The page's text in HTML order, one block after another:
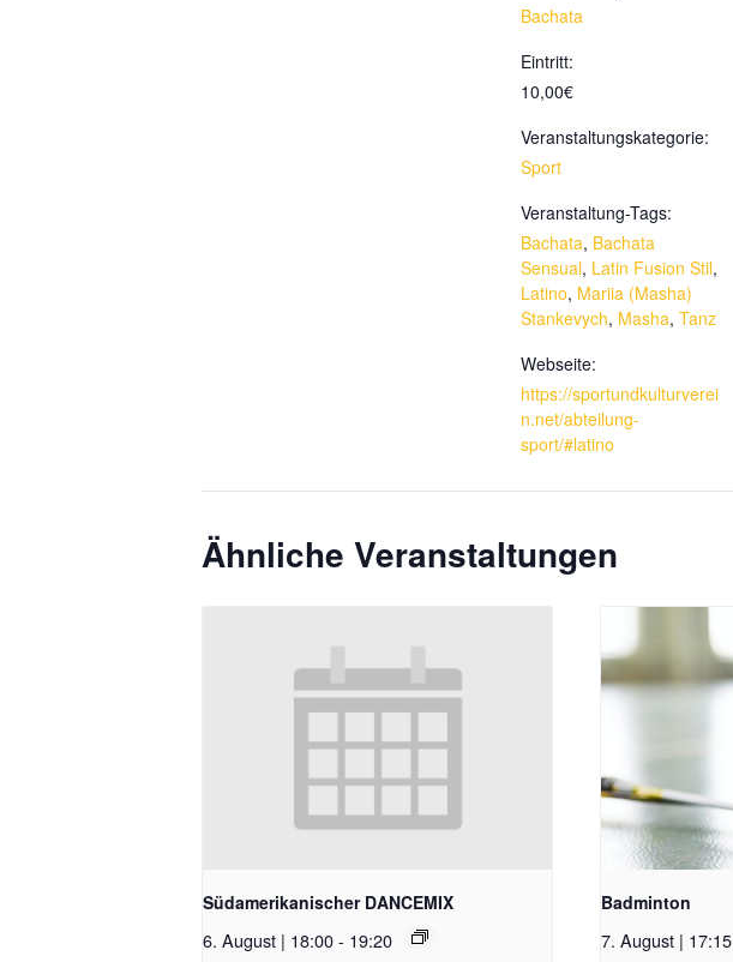
Bachata
Eintritt:
10,00€
Veranstaltungskategorie:
Sport
Veranstaltung-Tags:
Bachata, Bachata
Sensual, Latin Fusion Stil,
Latino, Mariia (Masha)
Stankevych, Masha, Tanz
Webseite:
https://sportundkulturverei
n.net/abteilung-
sport/#latino
Ähnliche Veranstaltungen
Südamerikanischer DANCEMIX
6. August | 18:00- 19:20
Badminton
7. August | 17:15